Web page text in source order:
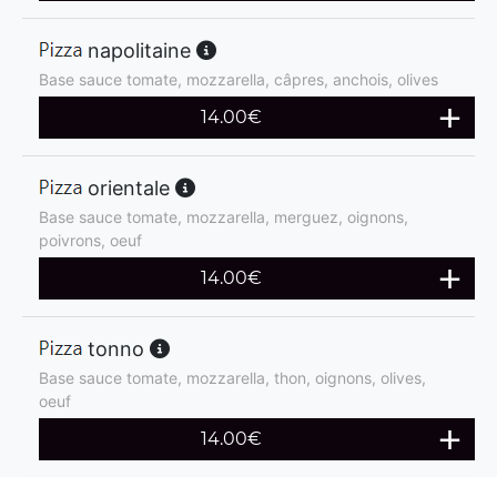
napolitaine
Base sauce tomate, mozzarella, câpres, anchois, olives
14.00€
orientale
Base sauce tomate, mozzarella, merguez, oignons,
poivrons, oeuf
14.00€
tonno
Base sauce tomate, mozzarella, thon, oignons, olives,
oeuf
14.00€